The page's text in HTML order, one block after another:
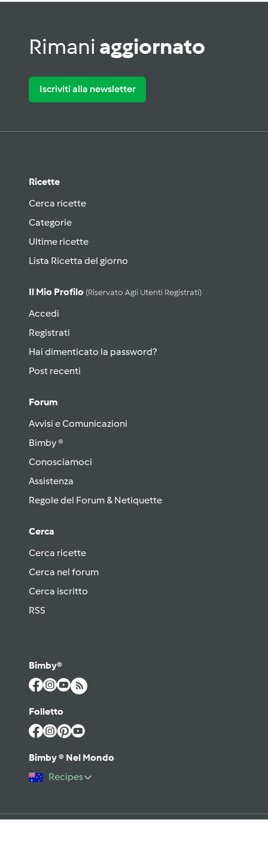
Rimani aggiornato
Iscriviti alla newsletter
Ricette
Cerca ricette
Categorie
Ultime ricette
Lista Ricetta del giorno
Il Mio Profilo (riservato Agli Utenti Registrati)
Accedi
Registrati
Hai dimenticato la password?
Post recenti
Forum
Avvisi e Comunicazioni
Bimby ®
Conosciamoci
Assistenza
Regole del Forum & Netiquette
Cerca
Cerca ricette
Cerca nel forum
Cerca iscritto
RSS
Bimby®
Folletto
Bimby ® Nel Mondo
Recipes